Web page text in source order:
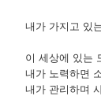
내가 가지고 있
이 세상에 있는
내가 노력하면
내가 관리하며